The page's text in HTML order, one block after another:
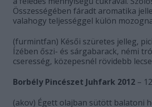
Összességében fáradt aromatika
valahogy teljességgel külön
(furmintfan) Késői szüretes jelleg,
Ízében őszi- és sárgabarack, némi
cseresség, közepesnél rövidebb
Borbély Pincészet Juhfark 2012 –
(akov) Égett olajban sütött balatoni